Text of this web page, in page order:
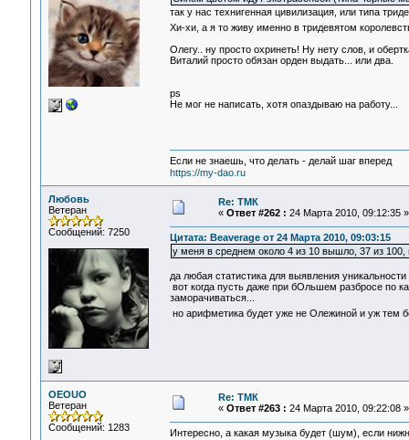
так у нас технигенная цивилизация, или типа
Хи-хи, а я то живу именно в тридевятом
Олегу.. ну просто охринеть! Ну нету слов, и
Виталий просто обязан орден выдать... или два.
ps
Не мог не написать, хотя опаздываю на работу...
Если не знаешь, что делать - делай шаг вперед
https://my-dao.ru
Любовь
Ветеран
Сообщений: 7250
Re: ТМК
« Ответ #262 : 24 Марта 2010, 09:12:35 »
Цитата: Beaverage от 24 Марта 2010, 09:03:15
у меня в среднем около 4 из 10 вышло, 37 из
да любая статистика для выявления уникальности
вот когда пусть даже при бОльшем разбросе по
заморачиваться...
но арифметика будет уже не Олежиной и уж тем
OEOUO
Ветеран
Сообщений: 1283
Re: ТМК
« Ответ #263 : 24 Марта 2010, 09:22:08 »
Интересно, а какая музыка будет (шум), если